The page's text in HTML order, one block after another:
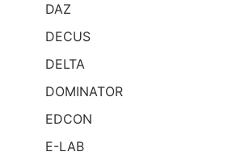
DAZ
DECUS
DELTA
DOMINATOR
EDCON
E-LAB